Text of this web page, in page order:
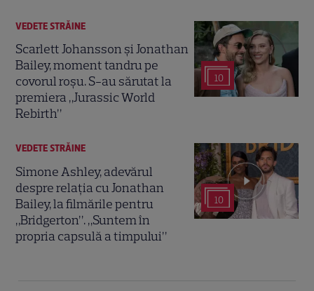
10
VEDETE STRĂINE
Scarlett Johansson și Jonathan
Bailey, moment tandru pe
covorul roșu. S-au sărutat la
premiera „Jurassic World
Rebirth”
10
VEDETE STRĂINE
Simone Ashley, adevărul
despre relația cu Jonathan
Bailey, la filmările pentru
„Bridgerton”. „Suntem în
propria capsulă a timpului”